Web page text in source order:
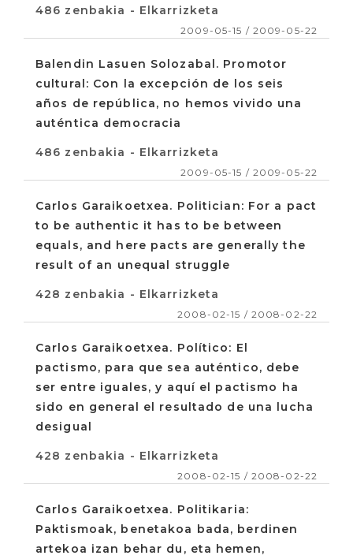
486 zenbakia - Elkarrizketa
2009-05-15 / 2009-05-22
Balendin Lasuen Solozabal. Promotor
cultural: Con la excepción de los seis
años de república, no hemos vivido una
auténtica democracia
486 zenbakia - Elkarrizketa
2009-05-15 / 2009-05-22
Carlos Garaikoetxea. Politician: For a pact
to be authentic it has to be between
equals, and here pacts are generally the
result of an unequal struggle
428 zenbakia - Elkarrizketa
2008-02-15 / 2008-02-22
Carlos Garaikoetxea. Político: El
pactismo, para que sea auténtico, debe
ser entre iguales, y aquí el pactismo ha
sido en general el resultado de una lucha
desigual
428 zenbakia - Elkarrizketa
2008-02-15 / 2008-02-22
Carlos Garaikoetxea. Politikaria:
Paktismoak, benetakoa bada, berdinen
artekoa izan behar du, eta hemen,